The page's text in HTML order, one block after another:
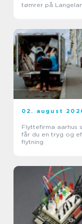
tømrer på
02. august
Flyttefirma aarhus sådan
får du en tryg og
flytning